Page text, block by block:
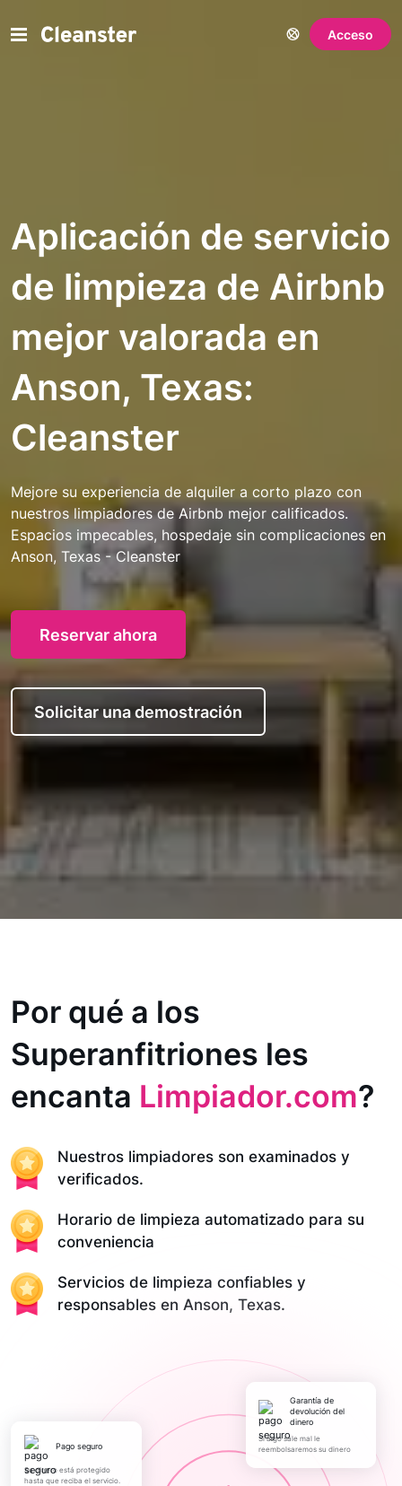
Acceso
Aplicación de servicio
de limpieza de Airbnb
mejor valorada en
Anson, Texas:
Cleanster
Mejore su experiencia de alquiler a corto plazo con
nuestros limpiadores de Airbnb mejor calificados.
Espacios impecables, hospedaje sin complicaciones en
Anson, Texas - Cleanster
Reservar ahora
Solicitar una demostración
Por qué a los
Superanfitriones les
encanta Limpiador.com?
Nuestros limpiadores son examinados y
verificados.
Horario de limpieza automatizado para su
conveniencia
Servicios de limpieza confiables y
responsables en Anson, Texas.
pago seguro
Su dinero está protegido
hasta que reciba el servicio.
Garantía de
devolución del
dinero
Si algo sale mal le
reembolsaremos su dinero